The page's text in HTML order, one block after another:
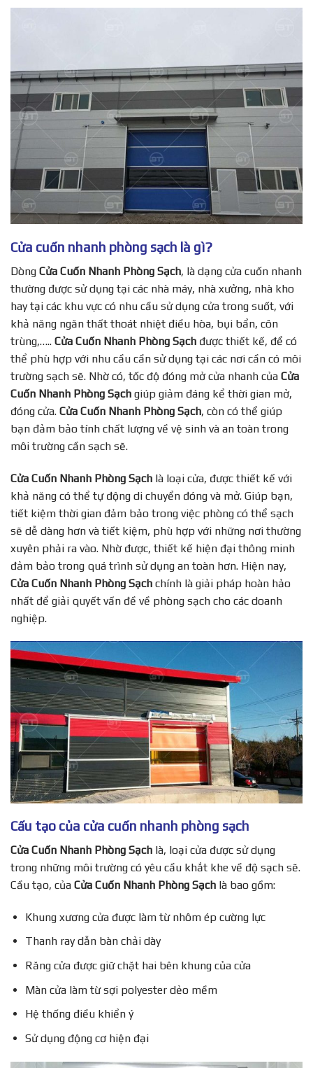
Cửa cuốn nhanh phòng sạch là gì?
Dòng Cửa Cuốn Nhanh Phòng Sạch, là dạng cửa cuốn nhanh
thường được sử dụng tại các nhà máy, nhà xưởng, nhà kho
hay tại các khu vực có nhu cầu sử dụng cửa trong suốt, với
khả năng ngăn thất thoát nhiệt điều hòa, bụi bẩn, côn
trùng,….. Cửa Cuốn Nhanh Phòng Sạch được thiết kế, để có
thể phù hợp với nhu cầu cần sử dụng tại các nơi cần có môi
trường sạch sẽ. Nhờ có, tốc độ đóng mở cửa nhanh của Cửa
Cuốn Nhanh Phòng Sạch giúp giảm đáng kể thời gian mở,
đóng cửa. Cửa Cuốn Nhanh Phòng Sạch, còn có thể giúp
bạn đảm bảo tính chất lượng về vệ sinh và an toàn trong
môi trường cần sạch sẽ.
Cửa Cuốn Nhanh Phòng Sạch là loại cửa, được thiết kế với
khả năng có thể tự động di chuyển đóng và mở. Giúp bạn,
tiết kiệm thời gian đảm bảo trong việc phòng có thể sạch
sẽ dễ dàng hơn và tiết kiệm, phù hợp với những nơi thường
xuyên phải ra vào. Nhờ được, thiết kế hiện đại thông minh
đảm bảo trong quá trình sử dụng an toàn hơn. Hiện nay,
Cửa Cuốn Nhanh Phòng Sạch chính là giải pháp hoàn hảo
nhất để giải quyết vấn đề về phòng sạch cho các doanh
nghiệp.
Cấu tạo của cửa cuốn nhanh phòng sạch
Cửa Cuốn Nhanh Phòng Sạch là, loại cửa được sử dụng
trong những môi trường có yêu cầu khắt khe về độ sạch sẽ.
Cầu tạo, của Cửa Cuốn Nhanh Phòng Sạch là bao gồm:
Khung xương cửa được làm từ nhôm ép cường lực
Thanh ray dẫn bàn chải dày
Răng cửa được giữ chặt hai bên khung của cửa
Màn cửa làm từ sợi polyester dẻo mềm
Hệ thống điều khiển ý
Sử dụng động cơ hiện đại